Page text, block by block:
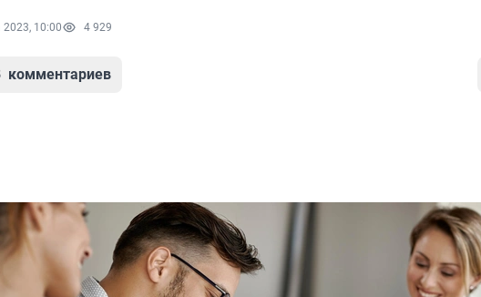
10:00 4 929
комментариев